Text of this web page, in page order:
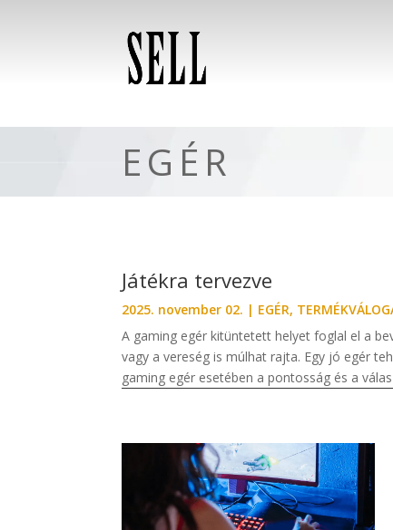
EGÉR
Játékra tervezve
2025. november 02. | EGÉR,
A gaming egér kitüntetett helyet foglal el a
vagy a vereség is múlhat rajta. Egy jó egér
gaming egér esetében a pontosság és a